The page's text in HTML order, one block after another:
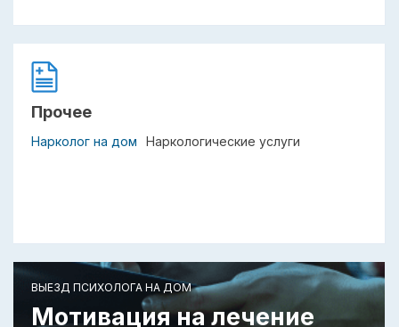
Прочее
Нарколог на дом Наркологические услуги
ВЫЕЗД ПСИХОЛОГА НА ДОМ
Мотивация на лечение